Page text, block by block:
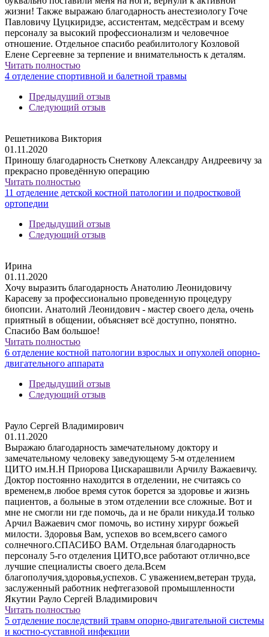
жизни! Также выражаю благодарность анестезиологу Гоче
Павловичу Цуцкиридзе, ассистентам, медсёстрам и всему
персоналу за высокий профессионализм и человечное
отношение. Отдельное спасибо реабилитологу Козловой
Елене Сергеевне за терпение и внимательность к деталям.
Читать полностью
4 отделение спортивной и балетной травмы
Предыдущий отзыв
Следующий отзыв
Решетникова Виктория
01.11.2020
Приношу благодарность Снеткову Александру Андреевичу за
прекрасно проведённую операцию
Читать полностью
11 отделение детской костной патологии и подростковой
ортопедии
Предыдущий отзыв
Следующий отзыв
Ирина
01.11.2020
Хочу выразить благодарность Анатолию Леонидовичу
Карасеву за профессионально проведенную процедуру
биопсии. Анатолий Леонидович - мастер своего дела, очень
приятный в общении, объясняет всё доступно, понятно.
Спасибо Вам большое!
Читать полностью
6 отделение костной патологии взрослых и опухолей опорно-
двигательного аппарата
Предыдущий отзыв
Следующий отзыв
Рауло Сергей Владимирович
01.11.2020
Выражаю благодарность замечательному доктору и
замечательному человеку заведующему 5-м отделением
ЦИТО им.Н.Н Приорова Цискарашвили Арчилу Важаевичу.
Доктор постоянно находится в отделении, не считаясь со
временем,в любое время суток борется за здоровье и жизнь
пациентов, а больные в этом отделении все сложные. Вот и
мне не смогли ни где помочь, да и не брали никуда.И только
Арчил Важаевич смог помочь, во истину хирург божьей
милости. Здоровья Вам, успехов во всем,всего самого
солнечного.СПАСИБО ВАМ. Отдельная благодарность
персоналу 5-го отделения ЦИТО,все работают отлично,все
лучшие специалисты своего дела.Всем
благополучия,здоровья,успехов. С уважением,ветеран труда,
заслуженный работник нефтегазовой промышленности
Якутии Рауло Сергей Владимирович
Читать полностью
5 отделение последствий травм опорно-двигательной системы
и костно-суставной инфекции